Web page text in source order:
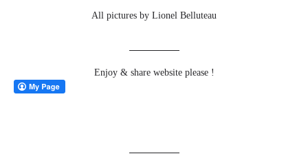
All pictures by Lionel Belluteau
Enjoy & share website please !